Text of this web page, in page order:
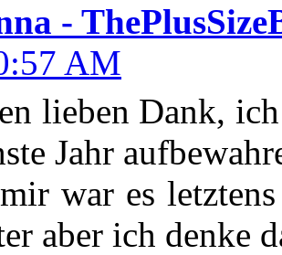
-
AM
lieben Dank,
Jahr
war es
aber ich denke